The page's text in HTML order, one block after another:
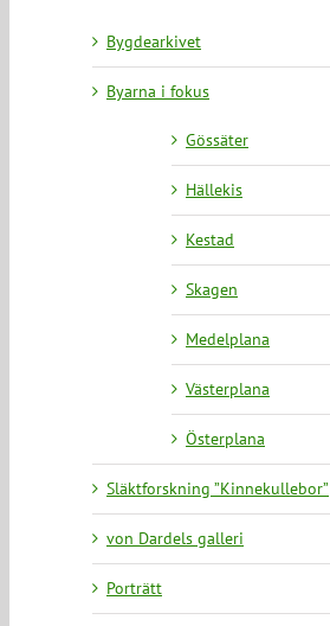
Bygdearkivet
Byarna i fokus
Gössäter
Hällekis
Kestad
Skagen
Medelplana
Västerplana
Österplana
Släktforskning ”Kinnekullebor”
von Dardels galleri
Porträtt